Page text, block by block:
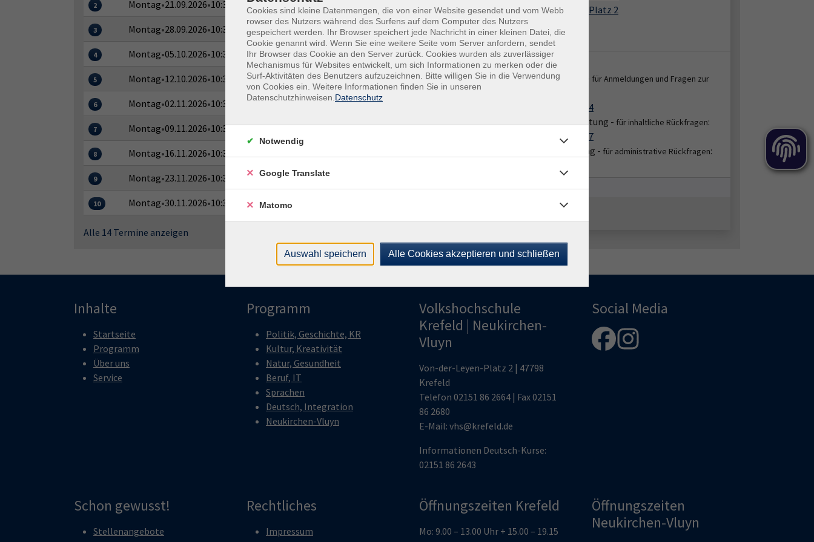
2 Montag•21.09.2026•10:30–12:00 Uhr
3 Montag•28.09.2026•10:30–12:00 Uhr VHS-Haus, Raum A.2.10
4 Montag•05.10.2026•10:30–12:00 Uhr VHS-Haus, Raum A.2.10
5 Montag•12.10.2026•10:30–12:00 Uhr VHS-Haus, Raum A.2.10
6 Montag•02.11.2026•10:30–12:00 Uhr VHS-Haus, Raum A.2.10
7 Montag•09.11.2026•10:30–12:00 Uhr VHS-Haus, Raum A.2.10
8 Montag•16.11.2026•10:30–12:00 Uhr
9 Montag•23.11.2026•10:30–12:00 Uhr
10 Montag•30.11.2026•10:30–12:00 Uhr
Alle 14 Termine anzeigen
Von-der-Leyen-Platz 2
47798 Krefeld
Raum A.2.10
Kontakt:
Kundenservice - für Anmeldungen und Fragen zur
+492151 86-2664
Fachbereichsleitung - für inhaltliche Rückfragen:
+492151 86-2647
Sachbearbeitung - für administrative Rückfragen:
Inhalte
Startseite
Programm
Über uns
Service
Programm
Politik, Geschichte, KR
Kultur, Kreativität
Natur, Gesundheit
Beruf, IT
Sprachen
Deutsch, Integration
Neukirchen-Vluyn
Volkshochschule
Krefeld | Neukirchen-
Vluyn
Von-der-Leyen-Platz 2 | 47798
Krefeld
Telefon 02151 86 2664 | Fax 02151
86 2680
E-Mail: vhs@krefeld.de
Informationen Deutsch-Kurse:
02151 86 2643
Social Media
Schon gewusst!
Stellenangebote
Rechtliches
Impressum
Öffnungszeiten Krefeld
Mo: 9.00 – 13.00 Uhr + 15.00 – 19.15
Öffnungszeiten
Neukirchen-Vluyn
Cookies sind kleine Datenmengen, die von einer Website gesendet und vom Webb
rowser des Nutzers während des Surfens auf dem Computer des Nutzers
gespeichert werden. Ihr Browser speichert jede Nachricht in einer kleinen Datei, die
Cookie genannt wird. Wenn Sie eine weitere Seite vom Server anfordern, sendet
Ihr Browser das Cookie an den Server zurück. Cookies wurden als zuverlässiger
Mechanismus für Websites entwickelt, um sich Informationen zu merken oder die
Surf-Aktivitäten des Benutzers aufzuzeichnen. Bitte willigen Sie in die Verwendung
von Cookies ein. Weitere Informationen finden Sie in unseren
Datenschutzhinweisen. Datenschutz
Notwendig
Google Translate
Matomo
Auswahl speichern Alle Cookies akzeptieren und schließen